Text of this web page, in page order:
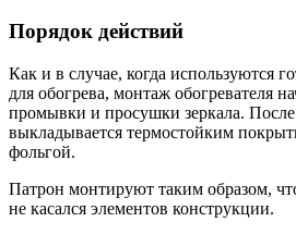
Порядок действий
Как и в случае, когда используются
для обогрева, монтаж обогревателя
промывки и просушки зеркала. После
выкладывается термостойким
фольгой.
Патрон монтируют таким образом,
не касался элементов конструкции.